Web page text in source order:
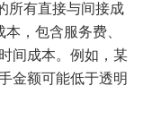
所有直接与间接成
，包含服务费、
间成本。例如，某
金额可能低于透明